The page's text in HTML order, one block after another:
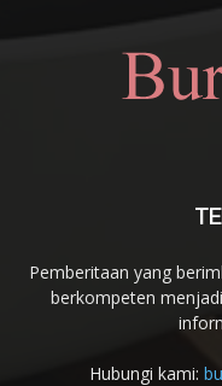
Pemberitaan yang
berkompeten
Hubungi kami: